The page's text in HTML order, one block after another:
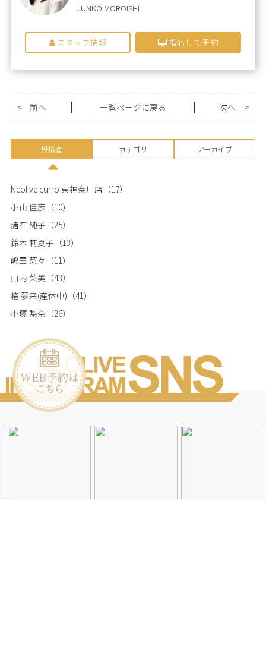
JUNKO MOROISHI
スタッフ情報 指名して予約
< 前へ 一覧ページに戻る >
次へ
投稿者 カテゴリ アーカイブ
Neolive curro 東神奈川店 （17）
小山 佳彦 （10）
諸石 純子 （25）
鈴木 莉夏子 （13）
嶋田 菜々 （11）
山内 菜美 （43）
椿 夢来(産休中) （41）
小塚 梨奈 （26）